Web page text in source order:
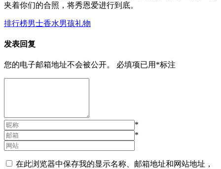
夹着你们的合照，将秀恩爱进行到底。
排行榜男士香水男孩礼物
发表回复
您的电子邮箱地址不会被公开。 必填项已用 *标注
*
*
在此浏览器中保存我的显示名称、邮箱地址和网站地址，